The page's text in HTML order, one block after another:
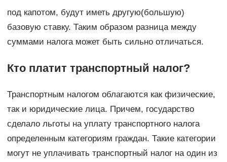
под капотом, будут иметь другую(большую)
базовую ставку. Таким образом разница между
суммами налога может быть сильно отличаться.
Кто платит транспортный налог?
Транспортным налогом облагаются как физические,
так и юридические лица. Причем, государство
сделало льготы на уплату транспортного налога
определенным категориям граждан. Такие категории
могут не уплачивать транспортный налог на один из